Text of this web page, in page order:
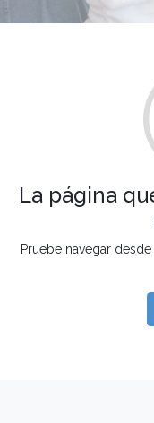
La página
Pruebe navegar